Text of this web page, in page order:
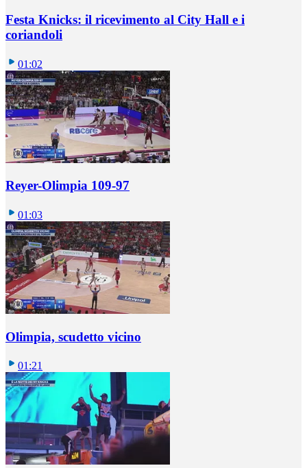
Festa Knicks: il ricevimento al City Hall e i
coriandoli
01:02
Reyer-Olimpia 109-97
01:03
Olimpia, scudetto vicino
01:21